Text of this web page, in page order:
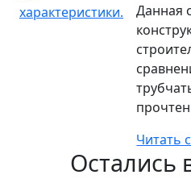
Данная
Читать
Остались